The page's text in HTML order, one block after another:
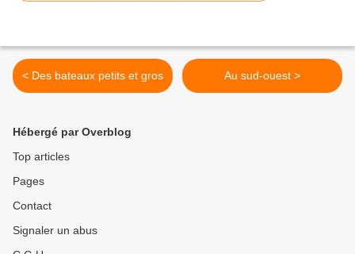
< Des bateaux petits et gros Au sud-ouest >
Hébergé par Overblog
Top articles
Pages
Contact
Signaler un abus